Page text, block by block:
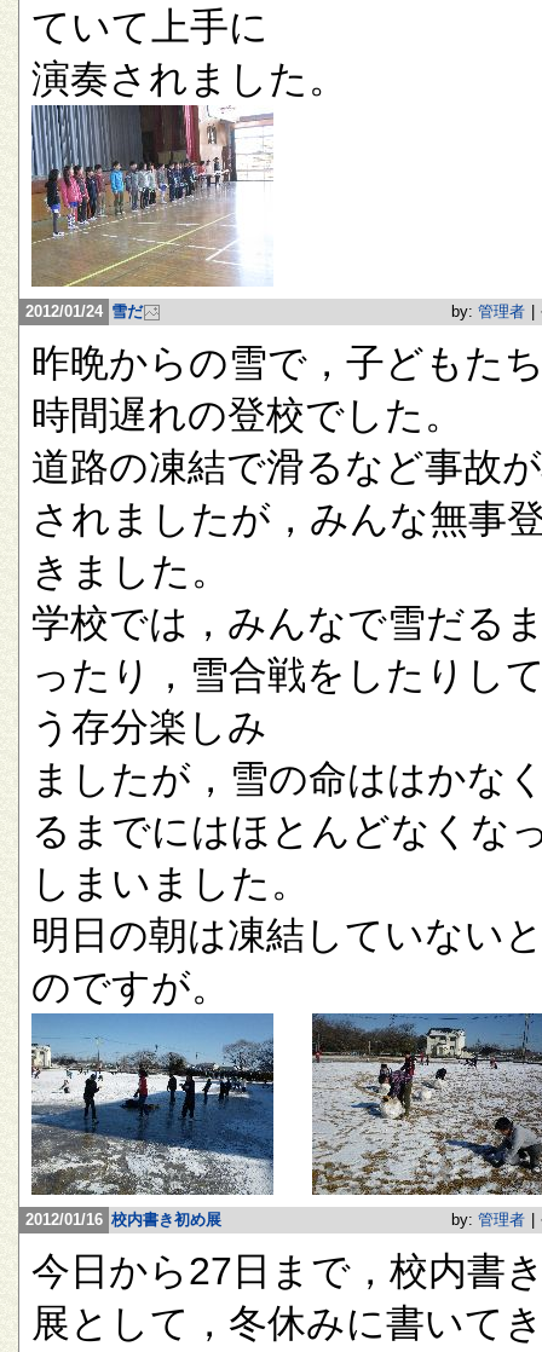
ていて上手に
演奏されました。
2012/01/24 雪だ by: 管理者
昨晩からの雪で，子どもた
時間遅れの登校でした。
道路の凍結で滑るなど事故
されましたが，みんな無事
きました。
学校では，みんなで雪だる
ったり，雪合戦をしたりし
う存分楽しみ
ましたが，雪の命ははかな
るまでにはほとんどなくな
しまいました。
明日の朝は凍結していない
のですが。
2012/01/16 校内書き初め展 by: 管理者
今日から27日まで，校内書
展として，冬休みに書いて